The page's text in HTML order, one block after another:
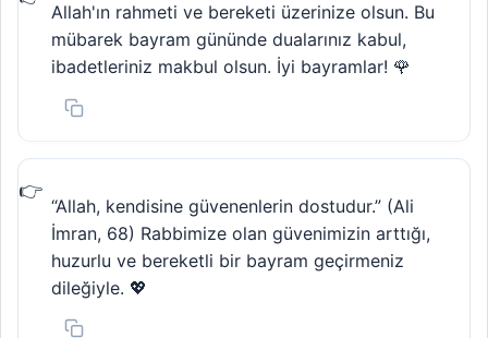
Allah'ın rahmeti ve bereketi üzerinize olsun. Bu
mübarek bayram gününde dualarınız kabul,
ibadetleriniz makbul olsun. İyi bayramlar! 🌹
“Allah, kendisine güvenenlerin dostudur.” (Ali
İmran, 68) Rabbimize olan güvenimizin arttığı,
huzurlu ve bereketli bir bayram geçirmeniz
dileğiyle. 💖